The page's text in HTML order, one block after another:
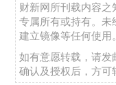
财新网所刊载内容
专属所有或持有。未
建立镜像等任何使用。
如有意愿转载，请发
确认及授权后，方可